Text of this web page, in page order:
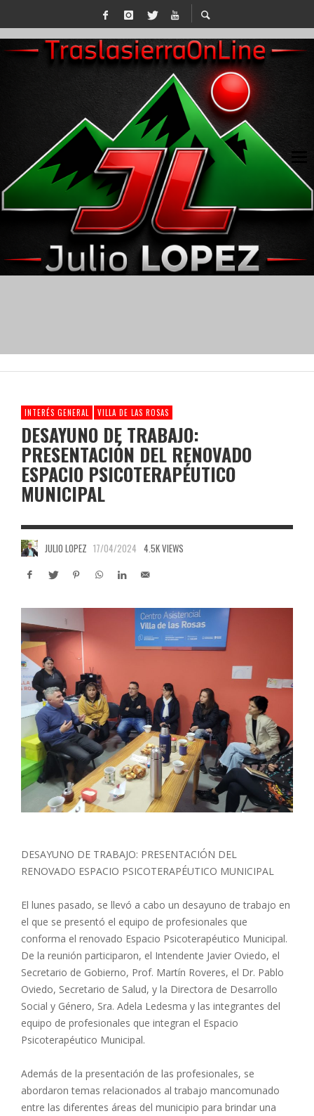
INTERÉS GENERAL VILLA DE LAS ROSAS
DESAYUNO DE TRABAJO:
PRESENTACIÓN DEL RENOVADO
ESPACIO PSICOTERAPÉUTICO
MUNICIPAL
JULIO LOPEZ 17/04/2024 4.5K VIEWS
DESAYUNO DE TRABAJO: PRESENTACIÓN DEL
RENOVADO ESPACIO PSICOTERAPÉUTICO MUNICIPAL
El lunes pasado, se llevó a cabo un desayuno de trabajo en
el que se presentó el equipo de profesionales que
conforma el renovado Espacio Psicoterapéutico Municipal.
De la reunión participaron, el Intendente Javier Oviedo, el
Secretario de Gobierno, Prof. Martín Roveres, el Dr. Pablo
Oviedo, Secretario de Salud, y la Directora de Desarrollo
Social y Género, Sra. Adela Ledesma y las integrantes del
equipo de profesionales que integran el Espacio
Psicoterapéutico Municipal.
Además de la presentación de las profesionales, se
abordaron temas relacionados al trabajo mancomunado
entre las diferentes áreas del municipio para brindar una